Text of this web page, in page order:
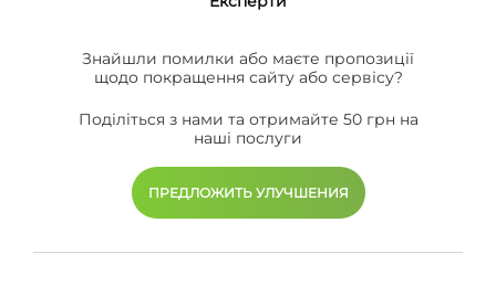
Знайшли помилки або маєте пропозиції
щодо покращення сайту або сервісу?
Поділіться з нами та отримайте 50 грн на
наші послуги
ПРЕДЛОЖИТЬ УЛУЧШЕНИЯ